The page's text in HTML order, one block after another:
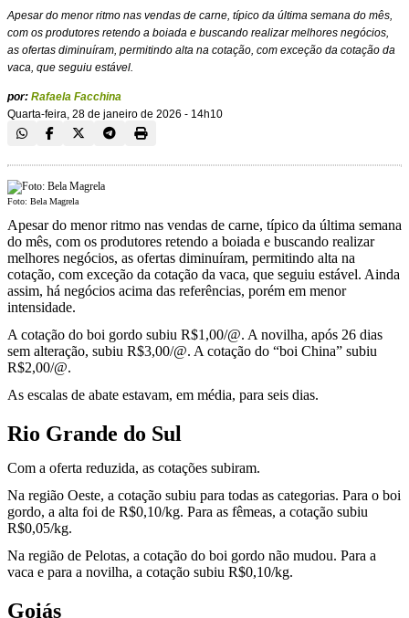
Apesar do menor ritmo nas vendas de carne, típico da última semana do mês,
com os produtores retendo a boiada e buscando realizar melhores negócios,
as ofertas diminuíram, permitindo alta na cotação, com exceção da cotação da
vaca, que seguiu estável.
por: Rafaela Facchina
Quarta-feira, 28 de janeiro de 2026 - 14h10
Foto: Bela Magrela
Apesar do menor ritmo nas vendas de carne, típico da última semana
do mês, com os produtores retendo a boiada e buscando realizar
melhores negócios, as ofertas diminuíram, permitindo alta na
cotação, com exceção da cotação da vaca, que seguiu estável. Ainda
assim, há negócios acima das referências, porém em menor
intensidade.
A cotação do boi gordo subiu R$1,00/@. A novilha, após 26 dias
sem alteração, subiu R$3,00/@. A cotação do “boi China” subiu
R$2,00/@.
As escalas de abate estavam, em média, para seis dias.
Rio Grande do Sul
Com a oferta reduzida, as cotações subiram.
Na região Oeste, a cotação subiu para todas as categorias. Para o boi
gordo, a alta foi de R$0,10/kg. Para as fêmeas, a cotação subiu
R$0,05/kg.
Na região de Pelotas, a cotação do boi gordo não mudou. Para a
vaca e para a novilha, a cotação subiu R$0,10/kg.
Goiás